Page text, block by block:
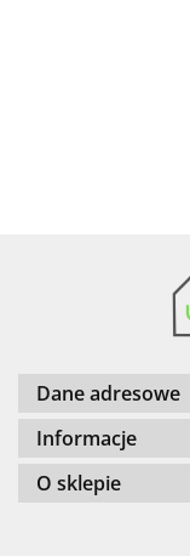
Dane adresowe
Informacje
O sklepie